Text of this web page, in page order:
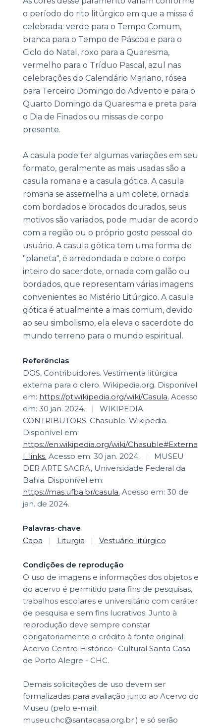
o período do rito litúrgico em que a missa é
celebrada: verde para o Tempo Comum,
branca para o Tempo de Páscoa e para o
Ciclo do Natal, roxo para a Quaresma,
vermelho para o Tríduo Pascal, azul nas
celebrações do Calendário Mariano, rósea
para Terceiro Domingo do Advento e para o
Quarto Domingo da Quaresma e preta para
o Dia de Finados ou missas de corpo
presente.
A casula pode ter algumas variações em seu
formato, geralmente as mais usadas são a
casula romana e a casula gótica. A casula
romana se assemelha a um colete, ornada
com bordados e brocados dourados, seus
motivos são variados, pode mudar de acordo
com a região ou o próprio gosto pessoal do
usuário. A casula gótica tem uma forma de
"planeta", é arredondada e cobre o corpo
inteiro do sacerdote, ornada com galão ou
bordados, que representam várias imagens
convenientes ao Mistério Litúrgico. A casula
gótica é atualmente a mais comum, devido
ao seu simbolismo, ela eleva o sacerdote do
mundo terreno para o mundo espiritual.
Referências
DOS, Contribuidores. Vestimenta litúrgica
externa para o clero. Wikipedia.org. Disponível
em: https://pt.wikipedia.org/wiki/Casula. Acesso
em: 30 jan. 2024.
|
WIKIPEDIA
CONTRIBUTORS. Chasuble. Wikipedia.
Disponível em:
https://en.wikipedia.org/wiki/Chasuble#Externa
l_links. Acesso em: 30 jan. 2024. |
MUSEU
DER ARTE SACRA, Universidade Federal da
Bahia. Disponível em:
https://mas.ufba.br/casula. Acesso em: 30 de
jan. de 2024.
Palavras-chave
Capa
| Liturgia | Vestuário litúrgico
Condições de reprodução
O uso de imagens e informações dos objetos e
do acervo é permitido para fins de pesquisas,
trabalhos escolares e universitário com caráter
de pesquisa e sem fins lucrativos. Junto à
reprodução deve sempre constar
obrigatoriamente o crédito à fonte original:
Acervo Centro Histórico- Cultural Santa Casa
de Porto Alegre - CHC.
Demais solicitações de uso devem ser
formalizadas para avaliação junto ao Acervo do
Museu (pelo e-mail:
museu.chc@santacasa.org.br ) e só serão